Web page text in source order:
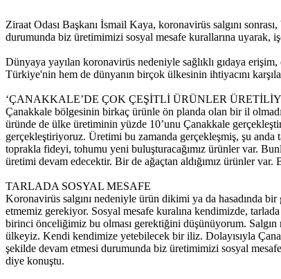
Ziraat Odası Başkanı İsmail Kaya, koronavirüs salgını
durumunda biz üretimimizi sosyal mesafe kurallarına uyarak,
Dünyaya yayılan koronavirüs nedeniyle sağlıklı gıdaya
Türkiye'nin hem de dünyanın birçok ülkesinin ihtiyacını
‘ÇANAKKALE’DE ÇOK ÇEŞİTLİ ÜRÜNLER
Çanakkale bölgesinin birkaç ürünle ön planda olan bir il
üründe de ülke üretiminin yüzde 10’unu Çanakkale
gerçekleştiriyoruz. Üretimi bu zamanda gerçekleşmiş, şu anda
toprakla fideyi, tohumu yeni buluşturacağımız ürünler var.
üretimi devam edecektir. Bir de ağaçtan aldığımız ürünler
TARLADA SOSYAL MESAFE
Koronavirüs salgını nedeniyle ürün dikimi ya da hasadında
etmemiz gerekiyor. Sosyal mesafe kuralına kendimizde,
birinci önceliğimiz bu olması gerektiğini düşünüyorum.
ülkeyiz. Kendi kendimize yetebilecek bir iliz. Dolayısıyla
şekilde devam etmesi durumunda biz üretimimizi sosyal
diye konuştu.